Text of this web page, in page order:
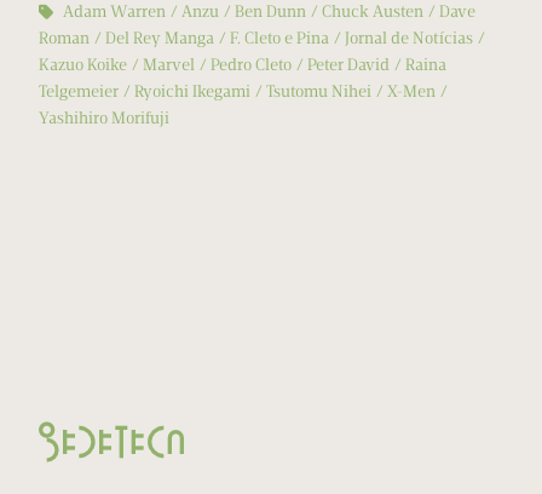
Adam Warren
Anzu Ben Dunn Chuck Austen
Dave
Roman
Del Rey Manga F. Cleto e Pina
Jornal de Notícias
Kazuo Koike
Marvel Pedro Cleto Peter David
Raina
Telgemeier
Ryoichi Ikegami Tsutomu Nihei
X-Men
Yashihiro Morifuji